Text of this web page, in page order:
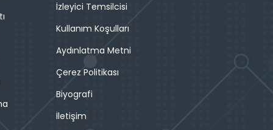
İzleyici Temsilcisi
Kullanım Koşulları
Aydınlatma Metni
Çerez Politikası
Biyografi
İletişim